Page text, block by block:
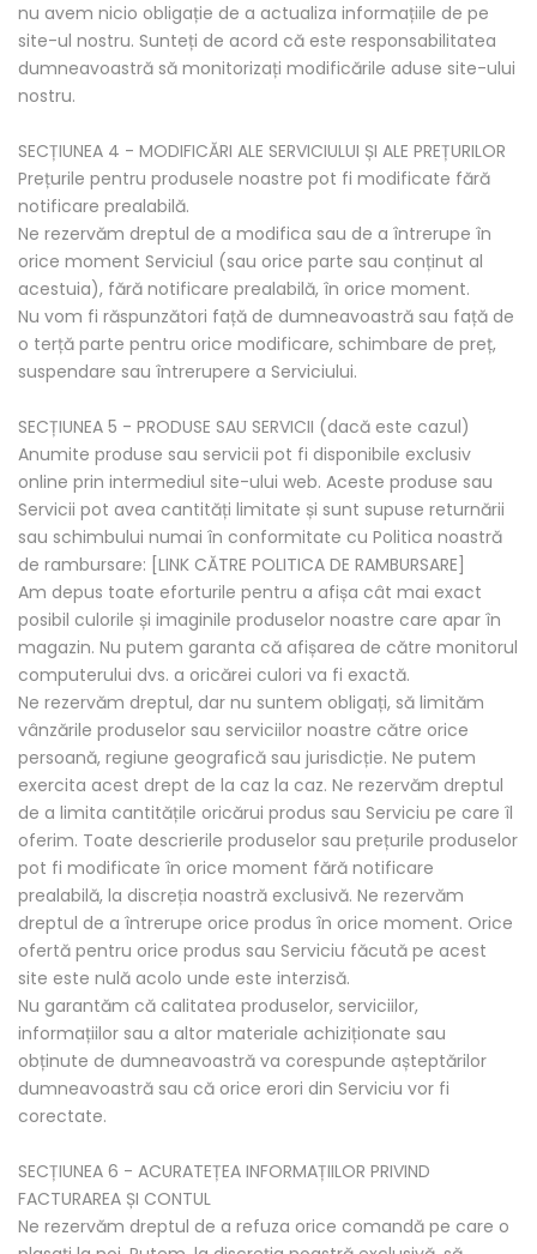
nu avem nicio obligație de a actualiza informațiile de pe
site-ul nostru. Sunteți de acord că este responsabilitatea
dumneavoastră să monitorizați modificările aduse site-ului
nostru.
SECȚIUNEA 4 - MODIFICĂRI ALE SERVICIULUI ȘI ALE PREȚURILOR
Prețurile pentru produsele noastre pot fi modificate fără
notificare prealabilă.
Ne rezervăm dreptul de a modifica sau de a întrerupe în
orice moment Serviciul (sau orice parte sau conținut al
acestuia), fără notificare prealabilă, în orice moment.
Nu vom fi răspunzători față de dumneavoastră sau față de
o terță parte pentru orice modificare, schimbare de preț,
suspendare sau întrerupere a Serviciului.
SECȚIUNEA 5 - PRODUSE SAU SERVICII (dacă este cazul)
Anumite produse sau servicii pot fi disponibile exclusiv
online prin intermediul site-ului web. Aceste produse sau
Servicii pot avea cantități limitate și sunt supuse returnării
sau schimbului numai în conformitate cu Politica noastră
de rambursare: [LINK CĂTRE POLITICA DE RAMBURSARE]
Am depus toate eforturile pentru a afișa cât mai exact
posibil culorile și imaginile produselor noastre care apar în
magazin. Nu putem garanta că afișarea de către monitorul
computerului dvs. a oricărei culori va fi exactă.
Ne rezervăm dreptul, dar nu suntem obligați, să limităm
vânzările produselor sau serviciilor noastre către orice
persoană, regiune geografică sau jurisdicție. Ne putem
exercita acest drept de la caz la caz. Ne rezervăm dreptul
de a limita cantitățile oricărui produs sau Serviciu pe care îl
oferim. Toate descrierile produselor sau prețurile produselor
pot fi modificate în orice moment fără notificare
prealabilă, la discreția noastră exclusivă. Ne rezervăm
dreptul de a întrerupe orice produs în orice moment. Orice
ofertă pentru orice produs sau Serviciu făcută pe acest
site este nulă acolo unde este interzisă.
Nu garantăm că calitatea produselor, serviciilor,
informațiilor sau a altor materiale achiziționate sau
obținute de dumneavoastră va corespunde așteptărilor
dumneavoastră sau că orice erori din Serviciu vor fi
corectate.
SECȚIUNEA 6 - ACURATEȚEA INFORMAȚIILOR PRIVIND
FACTURAREA ȘI CONTUL
Ne rezervăm dreptul de a refuza orice comandă pe care o